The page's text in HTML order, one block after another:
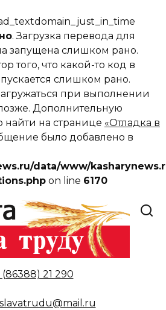
. Загрузка перевода для
запущена слишком рано.
того, что какой-то код в
слишком рано.
при выполнении
Дополнительную
на странице «Отладка в
было добавлено в
data/www/kasharynews.r
on line 6170
(86388) 21 290